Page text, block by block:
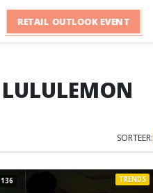
RETAIL OUTLOOK EVENT
LULULEMON
SORTEER:
136 TRENDS